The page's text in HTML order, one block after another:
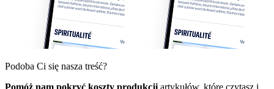
Podoba Ci się nasza treść?
Pomóż nam pokryć koszty produkcji artykułów, które czytasz i